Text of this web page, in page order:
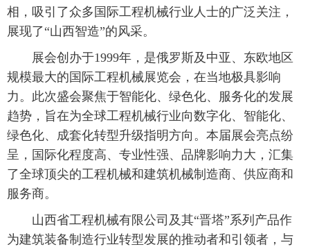
看天下 晋月读 最太原 网罗民生
相，吸引了众多国际工程机械行业人士的广泛关注，
展现了“山西智造”的风采。
展会创办于1999年，是俄罗斯及中亚、东欧地区
规模最大的国际工程机械展览会，在当地极具影响
力。此次盛会聚焦于智能化、绿色化、服务化的发展
趋势，旨在为全球工程机械行业向数字化、智能化、
绿色化、成套化转型升级指明方向。本届展会亮点纷
呈，国际化程度高、专业性强、品牌影响力大，汇集
了全球顶尖的工程机械和建筑机械制造商、供应商和
服务商。
山西省工程机械有限公司及其“晋塔”系列产品作
为建筑装备制造行业转型发展的推动者和引领者，与